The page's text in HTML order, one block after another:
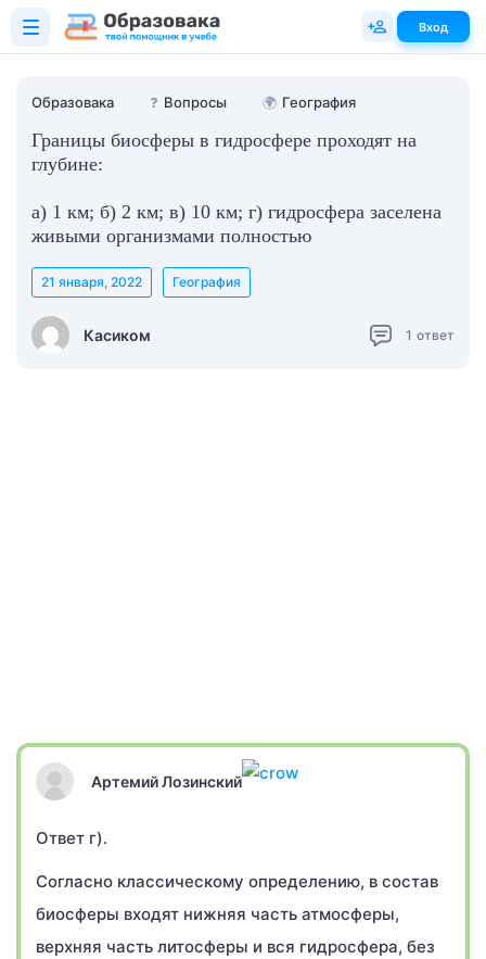
Образовака ❓ Вопросы 🌍 География
Границы биосферы в гидросфере проходят на
глубине:
а) 1 км; б) 2 км; в) 10 км; г) гидросфера заселена
живыми организмами полностью
Касиком
21 января, 2022 География
1 ответ
Артемий Лозинский
Ответ г).
Согласно классическому определению, в состав
биосферы входят нижняя часть атмосферы,
верхняя часть литосферы и вся гидросфера, без
Вход